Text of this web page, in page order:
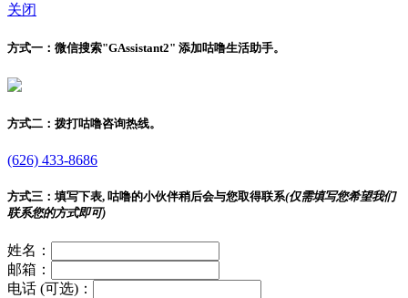
关闭
方式一： 微信搜索"GAssistant2" 添加咕噜生活助手。
方式二： 拨打咕噜咨询热线。
(626) 433-8686
方式三： 填写下表, 咕噜的小伙伴稍后会与您取得联系(仅需填写您希望我们
联系您的方式即可)
姓名：
邮箱：
电话 (可选)：